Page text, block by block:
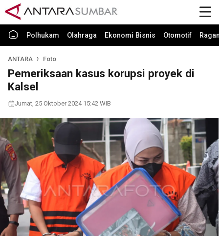
Polhukam Olahraga Ekonomi Bisnis Otomotif
ANTARA Foto
Pemeriksaan kasus korupsi proyek di
Kalsel
Jumat, 25 Oktober 2024 15:42 WIB